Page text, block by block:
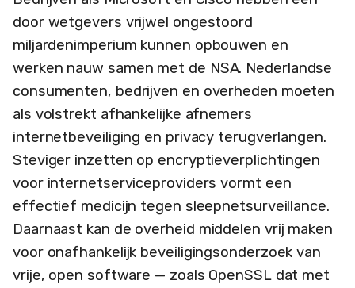
door wetgevers vrijwel ongestoord
miljardenimperium kunnen opbouwen en
werken nauw samen met de NSA. Nederlandse
consumenten, bedrijven en overheden moeten
als volstrekt afhankelijke afnemers
internetbeveiliging en privacy terugverlangen.
Steviger inzetten op encryptieverplichtingen
voor internetserviceproviders vormt een
effectief medicijn tegen sleepnetsurveillance.
Daarnaast kan de overheid middelen vrij maken
voor onafhankelijk beveiligingsonderzoek van
vrije, open software — zoals OpenSSL dat met